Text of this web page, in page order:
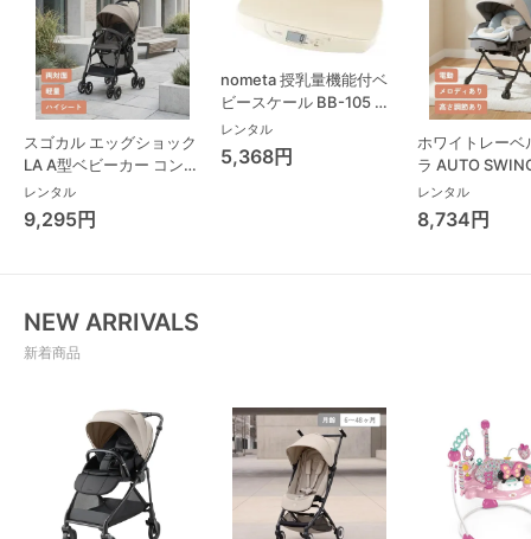
スゴカル エッグショック
LA A型ベビーカー コンビ
(Combi)
レンタル
9,295円
nometa 授乳量機能付ベ
ビースケール BB-105 タ
ニタ(TANITA) ベビースケ
ール・体重計
レンタル
5,368円
ホワイトレーベ
ラ AUTO
Long スリープ
コンビ(Combi)
チェア・ベビー
レンタル
8,734円
NEW ARRIVALS
新着商品